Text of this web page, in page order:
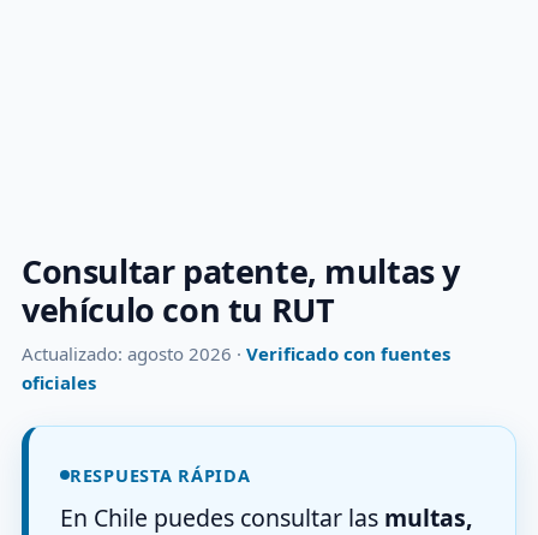
Consultar patente, multas y
vehículo con tu RUT
Actualizado: agosto 2026 · Verificado con fuentes
oficiales
RESPUESTA RÁPIDA
En Chile puedes consultar las multas,